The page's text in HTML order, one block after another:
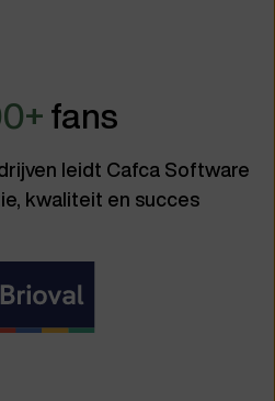
fans
leidt Cafca Software
kwaliteit en succes